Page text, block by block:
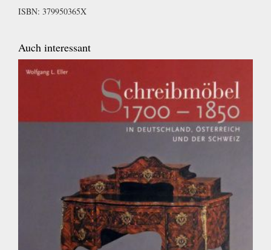
ISBN: 379950365X
Auch interessant